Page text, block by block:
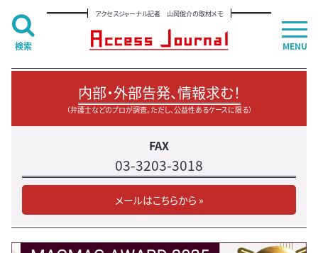
アクセスジャーナル記者 山岡俊介の取材メモ
内部・外部告発、情報求む！
（弁護士などのプロが調査。ただし、公益性あるケースに限る）
FAX
03-3203-3018
メールはこちらから »
MENU
検索